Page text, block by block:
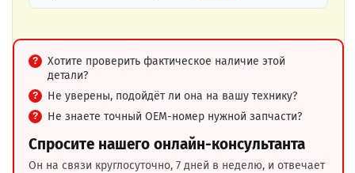
Хотите проверить фактическое наличие этой
детали?
Не уверены, подойдёт ли она на вашу технику?
Не знаете точный OEM-номер нужной запчасти?
Спросите нашего онлайн-консультанта
Он на связи круглосуточно, 7 дней в неделю, и отвечает